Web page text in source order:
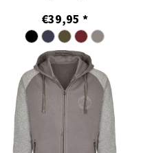
€39,95 *